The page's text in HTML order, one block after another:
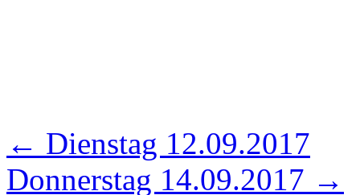
← Dienstag 12.09.2017
Donnerstag 14.09.2017 →